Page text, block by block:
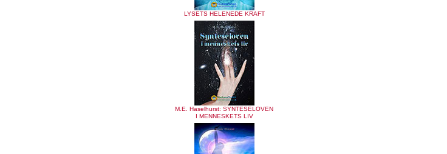
LYSETS HELENEDE KRAFT
M.E. Haselhurst: SYNTESELOVEN
I MENNESKETS LIV